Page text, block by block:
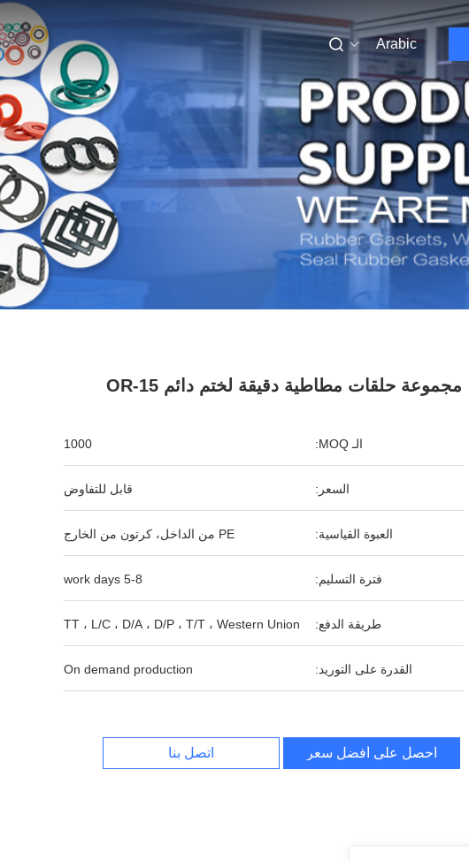
Arabic
مجموعة حلقات مطاطية دقيقة لختم دائم OR-15
الـ MOQ: 1000
السعر: قابل للتفاوض
العبوة القياسية: PE من الداخل، كرتون من الخارج
فترة التسليم: 5-8 work days
طريقة الدفع: TT ، L/C ، D/A ، D/P ، T/T ، Western Union
القدرة على التوريد: On demand production
احصل على أفضل سعر اتصل بنا